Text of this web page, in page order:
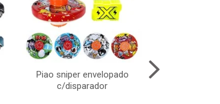
Piao sniper envelopado
c/disparador